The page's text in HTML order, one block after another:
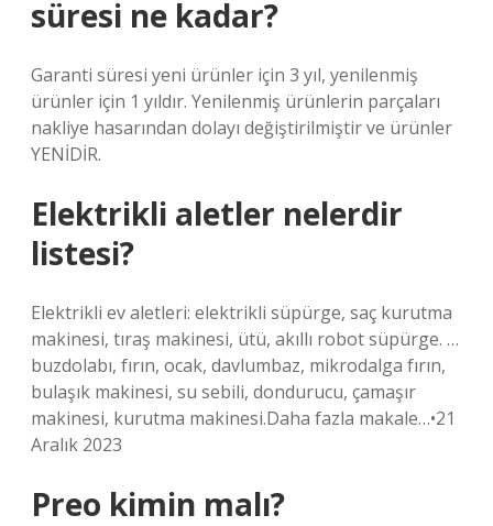
süresi ne kadar?
Garanti süresi yeni ürünler için 3 yıl, yenilenmiş
ürünler için 1 yıldır. Yenilenmiş ürünlerin parçaları
nakliye hasarından dolayı değiştirilmiştir ve ürünler
YENİDİR.
Elektrikli aletler nelerdir
listesi?
Elektrikli ev aletleri: elektrikli süpürge, saç kurutma
makinesi, tıraş makinesi, ütü, akıllı robot süpürge. …
buzdolabı, fırın, ocak, davlumbaz, mikrodalga fırın,
bulaşık makinesi, su sebili, dondurucu, çamaşır
makinesi, kurutma makinesi.Daha fazla makale…•21
Aralık 2023
Preo kimin malı?